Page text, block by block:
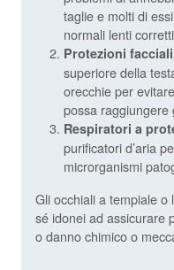
taglie e molti di
normali lenti
Protezioni
superiore della
orecchie per
possa raggiungere
Respiratori a
purificatori d’aria
microrganismi
Gli occhiali a tempiale
sé idonei ad assicurare
o danno chimico o